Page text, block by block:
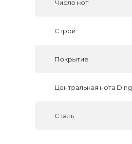
Число нот
Строй
Покрытие
Центральная нота Ding
Сталь